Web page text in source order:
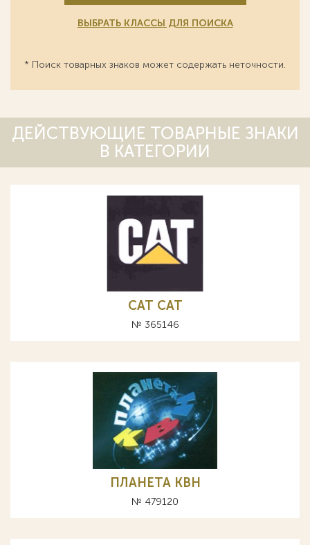
ВЫБРАТЬ КЛАССЫ ДЛЯ ПОИСКА
* Поиск товарных знаков может содержать неточности.
ДЕЙСТВУЮЩИЕ ТОВАРНЫЕ ЗНАКИ
В КАТЕГОРИИ
САТ CAT
№ 365146
ПЛАНЕТА КВН
№ 479120